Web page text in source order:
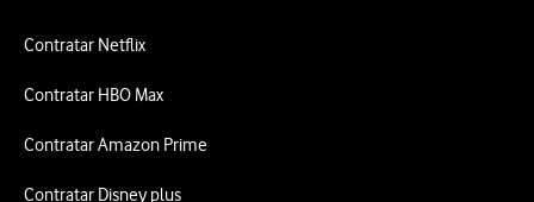
Contratar Netflix
Contratar HBO Max
Contratar Amazon Prime
Contratar Disney plus